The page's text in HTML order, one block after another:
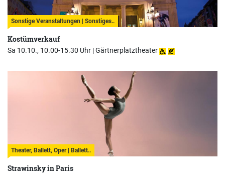
Sonstige Veranstaltungen | Sonstiges..
Kostümverkauf
Sa 10.10., 10.00-15.30 Uhr |Gärtnerplatztheater
Theater, Ballett, Oper | Ballett..
Strawinsky in Paris